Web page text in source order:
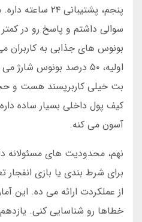
پنجم، پشتیبانی
بونوس های جذابی به کاربران
اولیه، ۵۰ درصد بونوس
بت خیلی کاربرپسند هست
کیف پول داخلی بسیار ساده
آسون می کنه.
نهم، محدودیت های مسئولانه
برای شرط بندی یا بازی انفجار
از عملکردت ارائه می ده. این
خطاها رو شناسایی کنی.